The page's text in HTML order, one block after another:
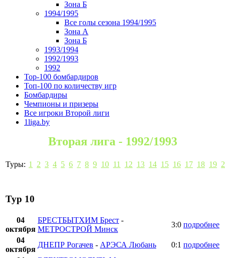
Зона Б
1994/1995
Все голы сезона 1994/1995
Зона А
Зона Б
1993/1994
1992/1993
1992
Top-100 бомбардиров
Топ-100 по количеству игр
Бомбардиры
Чемпионы и призеры
Все игроки Второй лиги
1liga.by
Вторая лига - 1992/1993
Туры: 1 2 3 4 5 6 7 8 9 10 11 12 13 14 15 16 17 18 19
Тур 10
04
октября
БРЕСТБЫТХИМ Брест -
МЕТРОСТРОЙ Минск
3:0 подробнее
04
октября
ДНЕПР Рогачев - АРЭСА Любань 0:1 подробнее